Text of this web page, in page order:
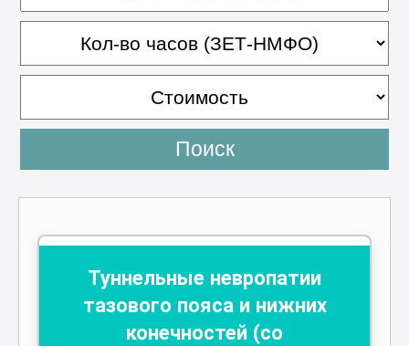
Поиск
Туннельные невропатии
тазового пояса и нижних
конечностей (со